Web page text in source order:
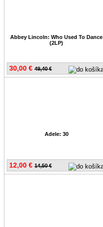
30,00 € 49,40 €
Abbey Lincoln: Who Used To Dance
(2LP)
12,00 € 14,50 €
Adele: 30